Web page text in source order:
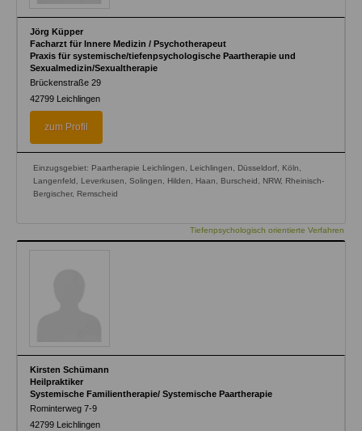
Jörg Küpper
Facharzt für Innere Medizin / Psychotherapeut
Praxis für systemische/tiefenpsychologische Paartherapie und
Sexualmedizin/Sexualtherapie
Brückenstraße 29
42799
Leichlingen
zum Profil
Einzugsgebiet: Paartherapie Leichlingen, Leichlingen, Düsseldorf, Köln,
Langenfeld, Leverkusen, Solingen, Hilden, Haan, Burscheid, NRW, Rheinisch-
Bergischer, Remscheid
Tiefenpsychologisch orientierte Verfahren
Kirsten Schümann
Heilpraktiker
Systemische Familientherapie/ Systemische Paartherapie
Rominterweg 7-9
42799
Leichlingen